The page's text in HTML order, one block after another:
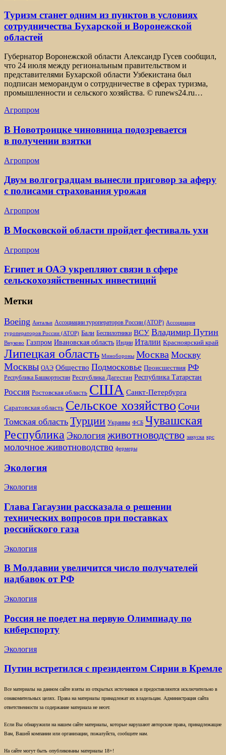
Туризм станет одним из пунктов в условиях
сотрудничества Бухарской и Воронежской
областей
Губернатор Воронежской области Александр Гусев сообщил,
что 24 июля между региональным правительством и
представителями Бухарской области Узбекистана был
подписан меморандум о сотрудничестве в сферах туризма,
промышленности и сельского хозяйства. © runews24.ru…
Агропром
В Новотроицке чиновница подозревается
в получении взятки
Агропром
Двум волгоградцам вынесли приговор за аферу
с полисами страхования урожая
Агропром
В Московской области пройдет фестиваль ухи
Агропром
Египет и ОАЭ укрепляют связи в сфере
сельскохозяйственных инвестиций
Метки
Boeing Антальи Ассоциации туроператоров России (АТОР) Ассоциация
туроператоров России (АТОР) Бали Беспилотники ВСУ Владимир Путин
Внуково Газпром Ивановская область Индии Италии Красноярский край
Липецкая область Минобороны Москва Москву
Москвы ОАЭ Общество Подмосковье Происшествия РФ
Республика Башкортостан Республика Дагестан Республика Татарстан
Россия Ростовская область США Санкт-Петербурга
Саратовская область Сельское хозяйство Сочи
Томская область Турции Украины ФСБ Чувашская
Республика Экологияживотноводство закуска крс
молочное животноводство фермеры
Экология
Экология
Глава Гагаузии рассказала о решении
технических вопросов при поставках
российского газа
Экология
В Молдавии увеличится число получателей
надбавок от РФ
Экология
Россия не поедет на первую Олимпиаду по
киберспорту
Экология
Путин встретился с президентом Сирии в Кремле
Все материалы на данном сайте взяты из открытых источников и предоставляются исключительно в
ознакомительных целях. Права на материалы принадлежат их владельцам. Администрация сайта
ответственности за содержание материала не несет.
Если Вы обнаружили на нашем сайте материалы, которые нарушают авторские права, принадлежащие
Вам, Вашей компании или организации, пожалуйста, сообщите нам.
На сайте могут быть опубликованы материалы 18+!